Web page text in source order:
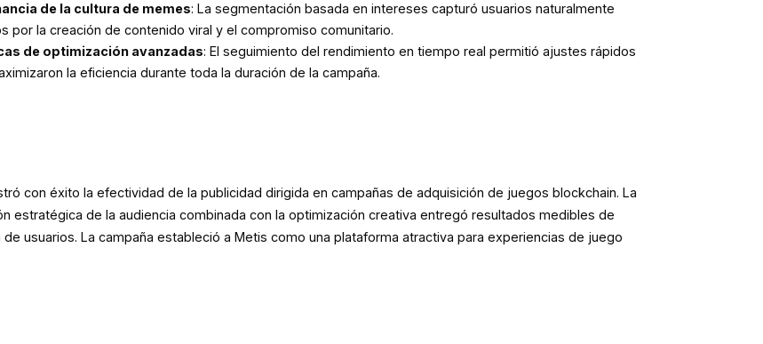
de la cultura de memes: La segmentación basada en intereses capturó usuarios naturalmente
por la creación de contenido viral y el compromiso comunitario.
de optimización avanzadas: El seguimiento del rendimiento en tiempo real permitió ajustes rápidos
la eficiencia durante toda la duración de la campaña.
con éxito la efectividad de la publicidad dirigida en campañas de adquisición de juegos blockchain. La
estratégica de la audiencia combinada con la optimización creativa entregó resultados medibles de
de usuarios. La campaña estableció a Metis como una plataforma atractiva para experiencias de juego